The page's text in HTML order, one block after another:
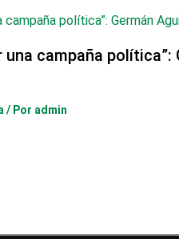
una campaña política”:
/ Por admin